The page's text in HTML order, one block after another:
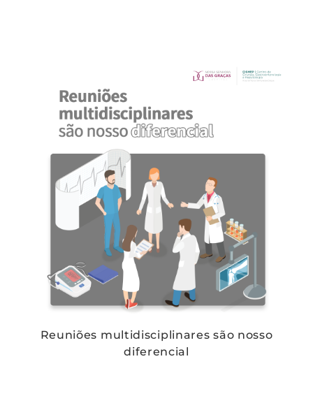
Reuniões multidisciplinares são nosso
diferencial